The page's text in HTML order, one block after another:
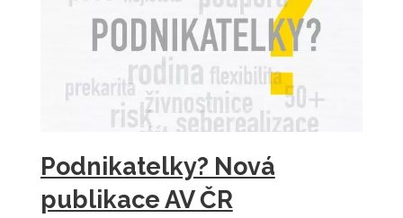
Podnikatelky? Nová
publikace AV ČR